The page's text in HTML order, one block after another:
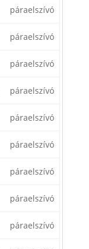
páraelszívó
páraelszívó
páraelszívó
páraelszívó
páraelszívó
páraelszívó
páraelszívó
páraelszívó
páraelszívó